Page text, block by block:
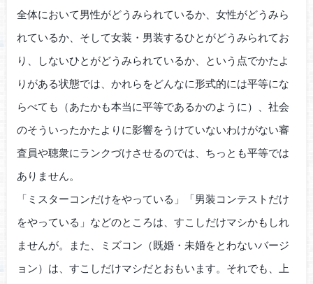
全体において男性がどうみられているか、女性がどうみら
れているか、そして女装・男装するひとがどうみられてお
り、しないひとがどうみられているか、という点でかたよ
りがある状態では、かれらをどんなに形式的には平等にな
らべても（あたかも本当に平等であるかのように）、社会
のそういったかたよりに影響をうけていないわけがない審
査員や聴衆にランクづけさせるのでは、ちっとも平等では
ありません。
「ミスターコンだけをやっている」「男装コンテストだけ
をやっている」などのところは、すこしだけマシかもしれ
ませんが。また、ミズコン（既婚・未婚をとわないバージ
ョン）は、すこしだけマシだとおもいます。それでも、上